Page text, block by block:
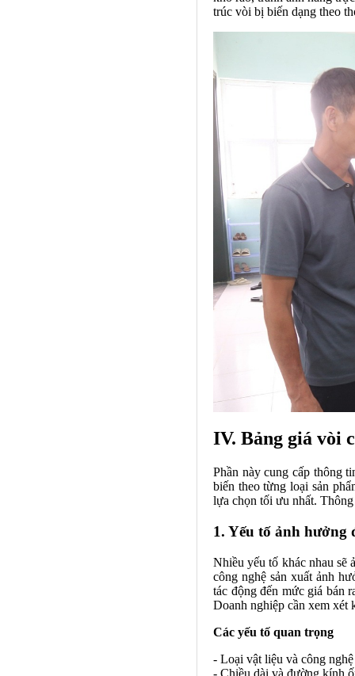
trúc vòi bị biến dạng theo
IV. Bảng giá vòi
Phần này cung cấp thông
biến theo từng loại sản
lựa chọn tối ưu nhất.
1. Yếu tố ảnh hưởng
Nhiều yếu tố khác nhau
công nghệ sản xuất ảnh
tác động đến mức giá bán
Doanh nghiệp cần xem xét
Các yếu tố quan trọng
- Loại vật liệu và công
- Chiều dài và đường kính